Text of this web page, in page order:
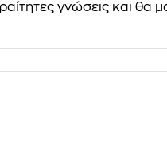
γνώσεις και θα